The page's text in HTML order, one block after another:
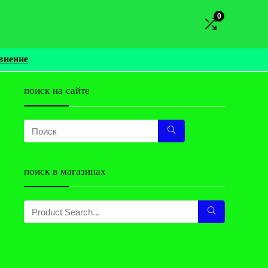
0
поиск на сайте
поиск в магазинах